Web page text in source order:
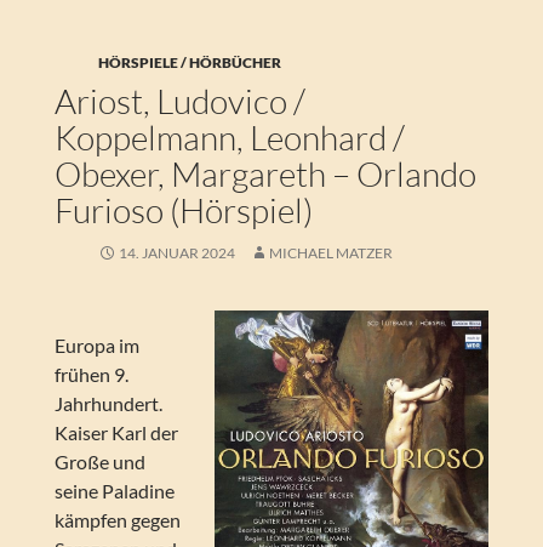
HÖRSPIELE / HÖRBÜCHER
Ariost, Ludovico /
Koppelmann, Leonhard /
Obexer, Margareth – Orlando
Furioso (Hörspiel)
14. JANUAR 2024 MICHAEL MATZER
Europa im
frühen 9.
Jahrhundert.
Kaiser Karl der
Große und
seine Paladine
kämpfen gegen